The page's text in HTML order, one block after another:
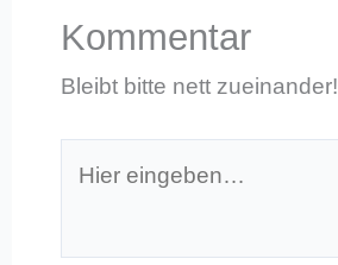
Kommentar
Bleibt bitte nett zueinander!
eingeben…